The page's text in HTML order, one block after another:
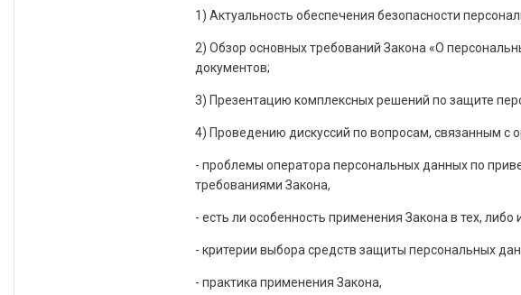
1) Актуальность обеспечения безопасности
2) Обзор основных требований Закона «О
документов;
3) Презентацию комплексных решений по защите
4) Проведению дискуссий по вопросам, связанным с
- проблемы оператора персональных данных по
требованиями Закона,
- есть ли особенность применения Закона в тех, либо
- критерии выбора средств защиты персональных
- практика применения Закона,